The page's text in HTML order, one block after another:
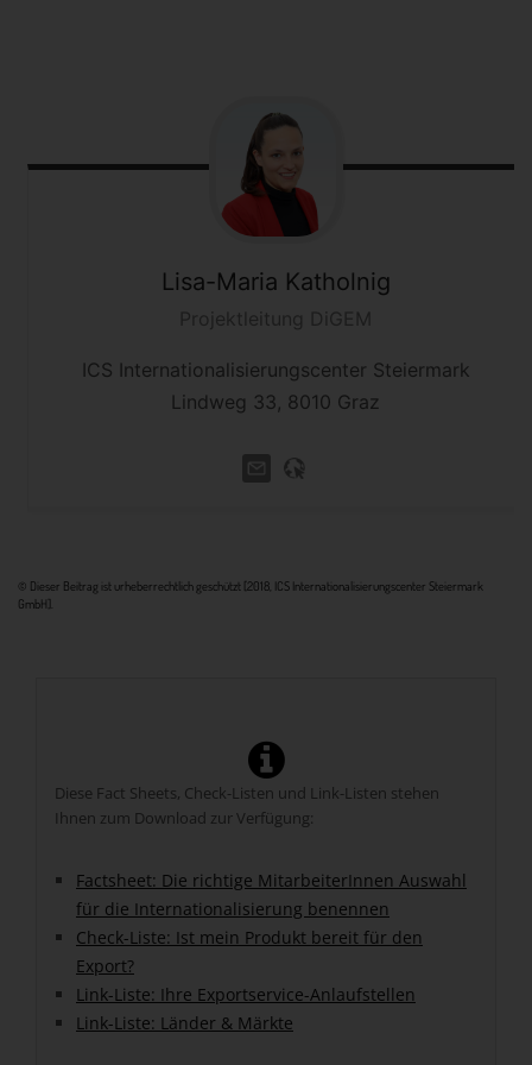
Lisa-Maria Katholnig
Projektleitung DiGEM
ICS Internationalisierungscenter Steiermark
Lindweg 33, 8010 Graz
© Dieser Beitrag ist urheberrechtlich geschützt [2018, ICS Internationalisierungscenter Steiermark
GmbH].
Diese Fact Sheets, Check-Listen und Link-Listen stehen
Ihnen zum Download zur Verfügung:
Factsheet: Die richtige MitarbeiterInnen Auswahl
für die Internationalisierung benennen
Check-Liste: Ist mein Produkt bereit für den
Export?
Link-Liste: Ihre Exportservice-Anlaufstellen
Link-Liste: Länder & Märkte